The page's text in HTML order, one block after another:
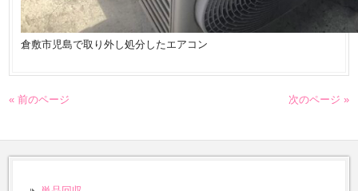
倉敷市児島で取り外し処分したエアコン
« 前のページ 次のページ »